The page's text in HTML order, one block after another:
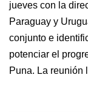
jueves con la
Paraguay y
conjunto e
potenciar el
Puna. La reunión